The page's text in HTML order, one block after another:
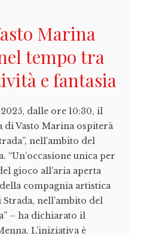
Marina
tempo tra
e fantasia
dalle ore 10:30, il
Vasto Marina ospiterà
nell’ambito del
“Un’occasione unica per
gioco all’aria aperta
compagnia artistica
nell’ambito del
– ha dichiarato il
L’iniziativa è